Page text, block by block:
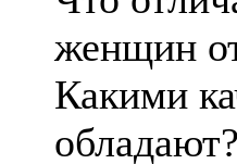
женщин
Какими